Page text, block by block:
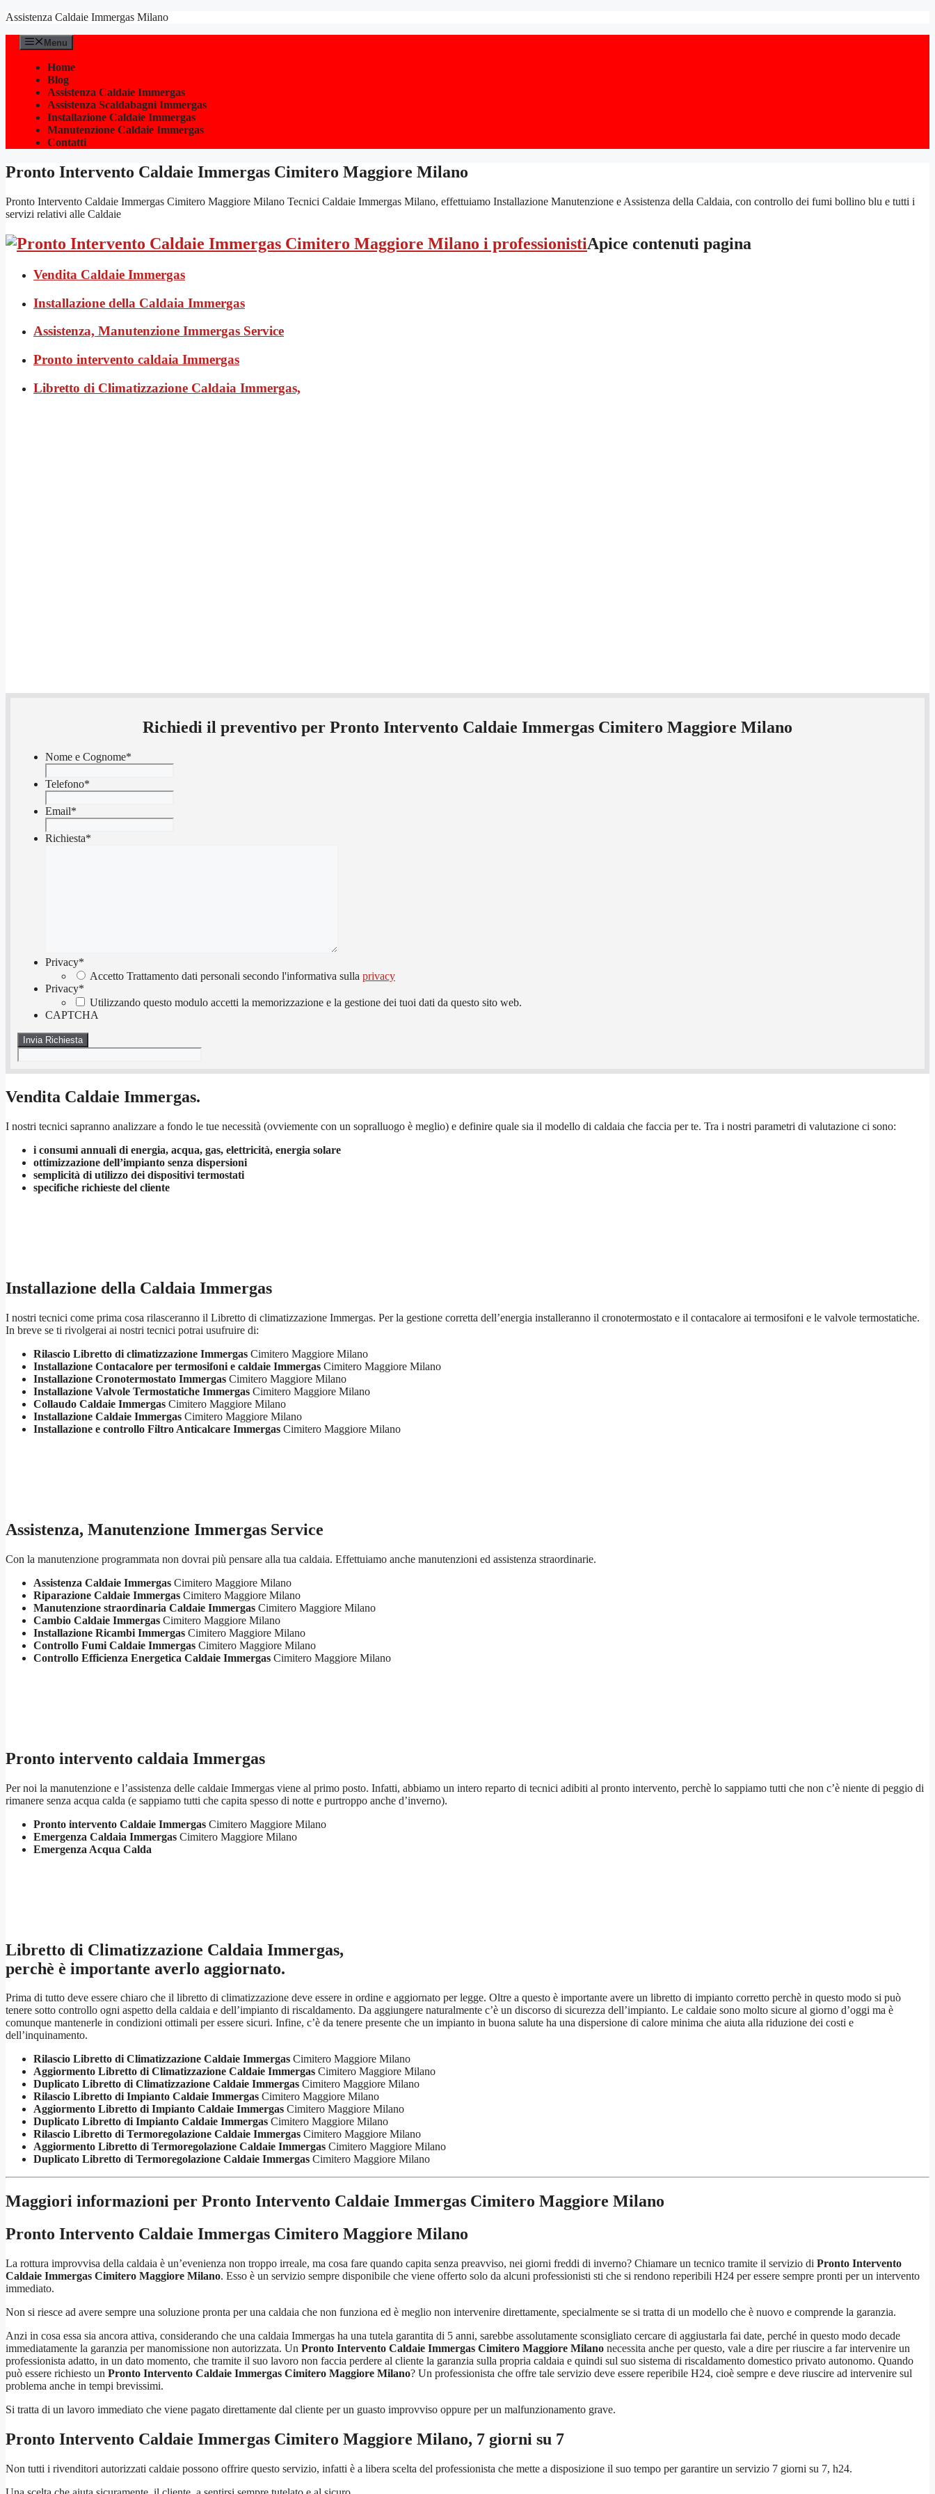
Vai
contenuto
Assistenza Caldaie Immergas Milano
Menu
Home
Blog
Assistenza Caldaie Immergas
Assistenza Scaldabagni Immergas
Installazione Caldaie Immergas
Manutenzione Caldaie Immergas
Contatti
Pronto Intervento Caldaie Immergas Cimitero Maggiore Milano
Pronto Intervento Caldaie Immergas Cimitero Maggiore Milano Tecnici Caldaie Immergas Milano, effettuiamo Installazione Manutenzione e Assistenza della Caldaia, con controllo dei fumi bollino blu e tutti i
servizi relativi alle Caldaie
Apice contenuti pagina
Vendita Caldaie Immergas
Installazione della Caldaia Immergas
Assistenza, Manutenzione Immergas Service
Pronto intervento caldaia Immergas
Libretto di Climatizzazione Caldaia Immergas,
Richiedi il preventivo per Pronto Intervento Caldaie Immergas Cimitero Maggiore Milano
Nome e Cognome*
Telefono*
Email*
Richiesta*
Privacy*
Accetto Trattamento dati personali secondo l'informativa sulla privacy
Privacy*
Utilizzando questo modulo accetti la memorizzazione e la gestione dei tuoi dati da questo sito web.
CAPTCHA
Vendita Caldaie Immergas.
I nostri tecnici sapranno analizzare a fondo le tue necessità (ovviemente con un sopralluogo è meglio) e definire quale sia il modello di caldaia che faccia per te. Tra i nostri parametri di valutazione ci sono:
i consumi annuali di energia, acqua, gas, elettricità, energia solare
ottimizzazione dell’impianto senza dispersioni
semplicità di utilizzo dei dispositivi termostati
specifiche richieste del cliente
Installazione della Caldaia Immergas
I nostri tecnici come prima cosa rilasceranno il Libretto di climatizzazione Immergas. Per la gestione corretta dell’energia installeranno il cronotermostato e il contacalore ai termosifoni e le valvole termostatiche.
In breve se ti rivolgerai ai nostri tecnici potrai usufruire di:
Rilascio Libretto di climatizzazione Immergas Cimitero Maggiore Milano
Installazione Contacalore per termosifoni e caldaie Immergas Cimitero Maggiore Milano
Installazione Cronotermostato Immergas Cimitero Maggiore Milano
Installazione Valvole Termostatiche Immergas Cimitero Maggiore Milano
Collaudo Caldaie Immergas Cimitero Maggiore Milano
Installazione Caldaie Immergas Cimitero Maggiore Milano
Installazione e controllo Filtro Anticalcare Immergas Cimitero Maggiore Milano
Assistenza, Manutenzione Immergas Service
Con la manutenzione programmata non dovrai più pensare alla tua caldaia. Effettuiamo anche manutenzioni ed assistenza straordinarie.
Assistenza Caldaie Immergas Cimitero Maggiore Milano
Riparazione Caldaie Immergas Cimitero Maggiore Milano
Manutenzione straordinaria Caldaie Immergas Cimitero Maggiore Milano
Cambio Caldaie Immergas Cimitero Maggiore Milano
Installazione Ricambi Immergas Cimitero Maggiore Milano
Controllo Fumi Caldaie Immergas Cimitero Maggiore Milano
Controllo Efficienza Energetica Caldaie Immergas Cimitero Maggiore Milano
Pronto intervento caldaia Immergas
Per noi la manutenzione e l’assistenza delle caldaie Immergas viene al primo posto. Infatti, abbiamo un intero reparto di tecnici adibiti al pronto intervento, perchè lo sappiamo tutti che non c’è niente di peggio di
rimanere senza acqua calda (e sappiamo tutti che capita spesso di notte e purtroppo anche d’inverno).
Pronto intervento Caldaie Immergas Cimitero Maggiore Milano
Emergenza Caldaia Immergas Cimitero Maggiore Milano
Emergenza Acqua Calda
Libretto di Climatizzazione Caldaia Immergas,
perchè è importante averlo aggiornato.
Prima di tutto deve essere chiaro che il libretto di climatizzazione deve essere in ordine e aggiornato per legge. Oltre a questo è importante avere un libretto di impianto corretto perchè in questo modo si può
tenere sotto controllo ogni aspetto della caldaia e dell’impianto di riscaldamento. Da aggiungere naturalmente c’è un discorso di sicurezza dell’impianto. Le caldaie sono molto sicure al giorno d’oggi ma è
comunque mantenerle in condizioni ottimali per essere sicuri. Infine, c’è da tenere presente che un impianto in buona salute ha una dispersione di calore minima che aiuta alla riduzione dei costi e
dell’inquinamento.
Rilascio Libretto di Climatizzazione Caldaie Immergas Cimitero Maggiore Milano
Aggiormento Libretto di Climatizzazione Caldaie Immergas Cimitero Maggiore Milano
Duplicato Libretto di Climatizzazione Caldaie Immergas Cimitero Maggiore Milano
Rilascio Libretto di Impianto Caldaie Immergas Cimitero Maggiore Milano
Aggiormento Libretto di Impianto Caldaie Immergas Cimitero Maggiore Milano
Duplicato Libretto di Impianto Caldaie Immergas Cimitero Maggiore Milano
Rilascio Libretto di Termoregolazione Caldaie Immergas Cimitero Maggiore Milano
Aggiormento Libretto di Termoregolazione Caldaie Immergas Cimitero Maggiore Milano
Duplicato Libretto di Termoregolazione Caldaie Immergas Cimitero Maggiore Milano
Maggiori informazioni per Pronto Intervento Caldaie Immergas Cimitero Maggiore Milano
Pronto Intervento Caldaie Immergas Cimitero Maggiore Milano
La rottura improvvisa della caldaia è un’evenienza non troppo irreale, ma cosa fare quando capita senza preavviso, nei giorni freddi di inverno? Chiamare un tecnico tramite il servizio di Pronto Intervento
Caldaie Immergas Cimitero Maggiore Milano. Esso è un servizio sempre disponibile che viene offerto solo da alcuni professionisti sti che si rendono reperibili H24 per essere sempre pronti per un intervento
immediato.
Non si riesce ad avere sempre una soluzione pronta per una caldaia che non funziona ed è meglio non intervenire direttamente, specialmente se si tratta di un modello che è nuovo e comprende la garanzia.
Anzi in cosa essa sia ancora attiva, considerando che una caldaia Immergas ha una tutela garantita di 5 anni, sarebbe assolutamente sconsigliato cercare di aggiustarla fai date, perché in questo modo decade
immediatamente la garanzia per manomissione non autorizzata. Un Pronto Intervento Caldaie Immergas Cimitero Maggiore Milano necessita anche per questo, vale a dire per riuscire a far intervenire un
professionista adatto, in un dato momento, che tramite il suo lavoro non faccia perdere al cliente la garanzia sulla propria caldaia e quindi sul suo sistema di riscaldamento domestico privato autonomo. Quando
può essere richiesto un Pronto Intervento Caldaie Immergas Cimitero Maggiore Milano? Un professionista che offre tale servizio deve essere reperibile H24, cioè sempre e deve riuscire ad intervenire sul
problema anche in tempi brevissimi.
Si tratta di un lavoro immediato che viene pagato direttamente dal cliente per un guasto improvviso oppure per un malfunzionamento grave.
Pronto Intervento Caldaie Immergas Cimitero Maggiore Milano, 7 giorni su 7
Non tutti i rivenditori autorizzati caldaie possono offrire questo servizio, infatti è a libera scelta del professionista che mette a disposizione il suo tempo per garantire un servizio 7 giorni su 7, h24.